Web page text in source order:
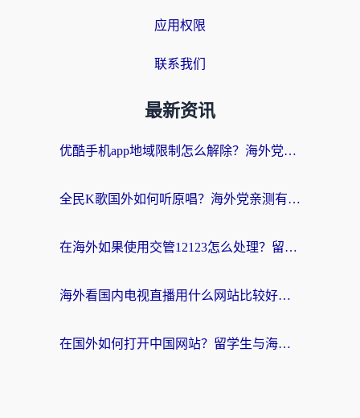
应用权限
联系我们
最新资讯
优酷手机app地域限制怎么解除？海外党亲测有效的追剧方案
全民K歌国外如何听原唱？海外党亲测有效的回国加速器选择指南
在海外如果使用交管12123怎么处理？留学生亲测有效的回国加速方案
海外看国内电视直播用什么网站比较好？一篇解决你所有追剧难题的实用指南
在国外如何打开中国网站？留学生与海外华人的无缝访问指南